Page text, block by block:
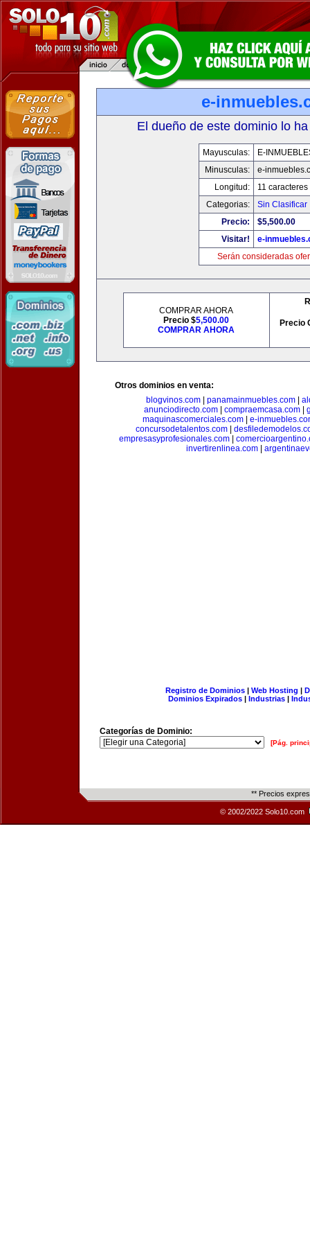
e-
El dueño de este dominio lo
Mayusculas:
E-
Minusculas:
e-
Longitud:
11 caracteres
Categorias:
Sin Clasificar
Precio:
$5,500.00
Visitar!
e-
Serán consideradas
COMPRAR AHORA
Precio $5,500.00
COMPRAR AHORA
Precio
Otros dominios en venta:
blogvinos.com| panamainmuebles.com|
anunciodirecto.com| compraemcasa.com|
maquinascomerciales.com
e-
concursodetalentos.com|
empresasyprofesionales.com|
invertirenlinea.com
Registro de Dominios| Web Hosting |
Dominios Expirados | Industrias |
Categorías de Dominio:
[Pág.
** Precios
© 2002/2022 Solo10.com